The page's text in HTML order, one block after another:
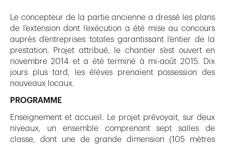
Le concepteur de la partie ancienne a dressé les plans
de l’extension dont l’exécution a été mise au concours
auprès d’entreprises totales garantissant l’entier de la
prestation. Projet attribué, le chantier s’est ouvert en
novembre 2014 et a été terminé à mi-août 2015. Dix
jours plus tard, les élèves prenaient possession des
nouveaux locaux.
PROGRAMME
Enseignement et accueil. Le projet prévoyait, sur deux
niveaux, un ensemble comprenant sept salles de
classe, dont une de grande dimension (105 mètres